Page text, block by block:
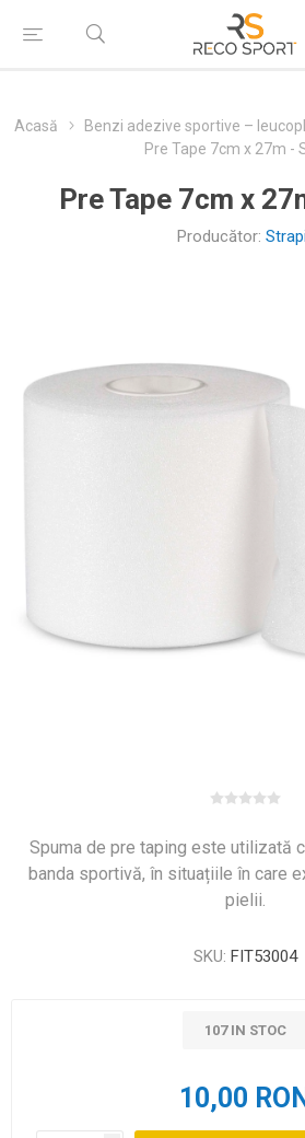
Acasă
Benzi adezive sportive –
Pre Tape 7cm x 27m -
Pre Tape 7cm x
Producător:
Spuma de pre taping este utilizată
banda sportivă, în situațiile în care
pielii.
SKU: FIT53004
107 IN STOC
10,00 RON